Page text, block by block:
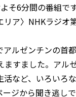
そ6分間の番組です
リア〉NHKラジオ
アルゼンチンの首
すました。アル
活など、いろいろ
ージから聞き逃し